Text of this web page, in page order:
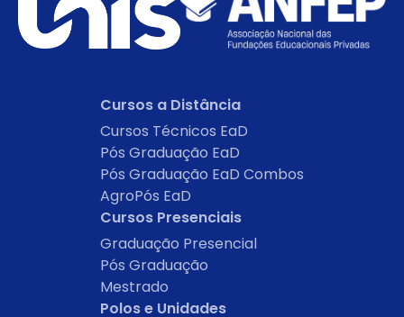
Cursos a Distância
Cursos Técnicos EaD
Pós Graduação EaD
Pós Graduação EaD Combos
AgroPós EaD
Cursos Presenciais
Graduação Presencial
Pós Graduação
Mestrado
Polos e Unidades